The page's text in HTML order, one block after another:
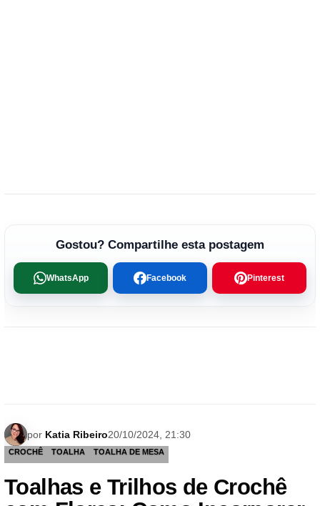
Gostou? Compartilhe esta postagem
WhatsApp Facebook Pinterest
por Katia Ribeiro20/10/2024, 21:30
CROCHÊ TOALHA TOALHA DE MESA
Toalhas e Trilhos de Crochê